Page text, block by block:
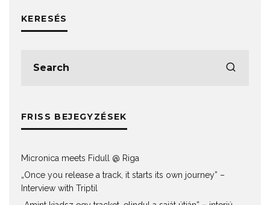
KERESÉS
FRISS BEJEGYZÉSEK
Micronica meets Fidull @ Riga
„Once you release a track, it starts its own journey” –
Interview with Triptil